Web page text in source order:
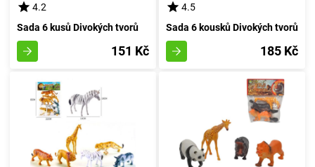
4.2
Sada 6 kusů Divokých tvorů
151 Kč
4.5
Sada 6 kousků Divokých tvorů
185 Kč